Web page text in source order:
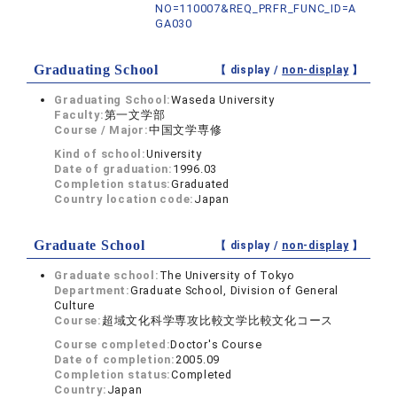
NO=110007&REQ_PRFR_FUNC_ID=A
GA030
Graduating School 【 display / non-display】
Graduating School:Waseda University
Faculty:第一文学部
Course / Major:中国文学専修
Kind of school:University
Date of graduation: 1996.03
Completion status:Graduated
Country location code: Japan
Graduate School 【 display / non-display】
Graduate school: The University of Tokyo
Department:Graduate School, Division of General
Culture
Course: 超域文化科学専攻比較文学比較文化コース
Course completed:Doctor's Course
Date of completion:2005.09
Completion status:Completed
Country: Japan